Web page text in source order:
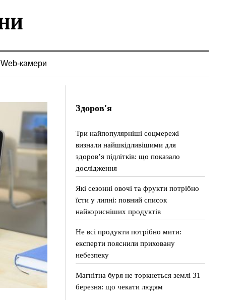
Web-камери
Здоров'я
Три найпопулярніші соцмережі
визнали найшкідливішими для
здоров’я підлітків: що показало
дослідження
Які сезонні овочі та фрукти потрібно
їсти у липні: повний список
найкорисніших продуктів
Не всі продукти потрібно мити:
експерти пояснили приховану
небезпеку
Магнітна буря не торкнеться землі 31
березня: що чекати людям